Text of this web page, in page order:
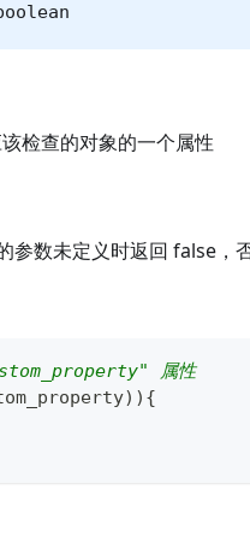
检查的对象的一个属性
参数未定义时返回 false，
属性
) ) {